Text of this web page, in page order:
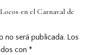
en el Carnaval de
no será publicada. Los
con *